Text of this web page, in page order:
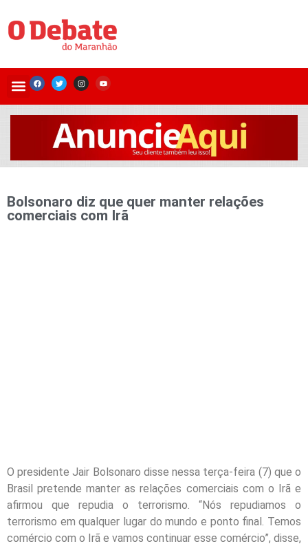
Bolsonaro diz que quer manter relações
comerciais com Irã
O presidente Jair Bolsonaro disse nessa terça-feira (7) que o
Brasil pretende manter as relações comerciais com o Irã e
afirmou que repudia o terrorismo. “Nós repudiamos o
terrorismo em qualquer lugar do mundo e ponto final. Temos
comércio com o Irã e vamos continuar esse comércio”, disse,